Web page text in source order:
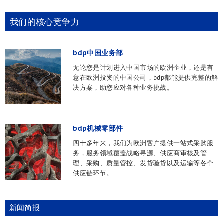
联系方式
我们的核心竞争力
bdp中国业务部
无论您是计划进入中国市场的欧洲企业，还是有
意在欧洲投资的中国公司，bdp都能提供完整的解
决方案，助您应对各种业务挑战。
bdp机械零部件
四十多年来，我们为欧洲客户提供一站式采购服
务，服务领域覆盖战略寻源、供应商审核及管
理、采购、质量管控、发货验货以及运输等各个
供应链环节。
新闻简报